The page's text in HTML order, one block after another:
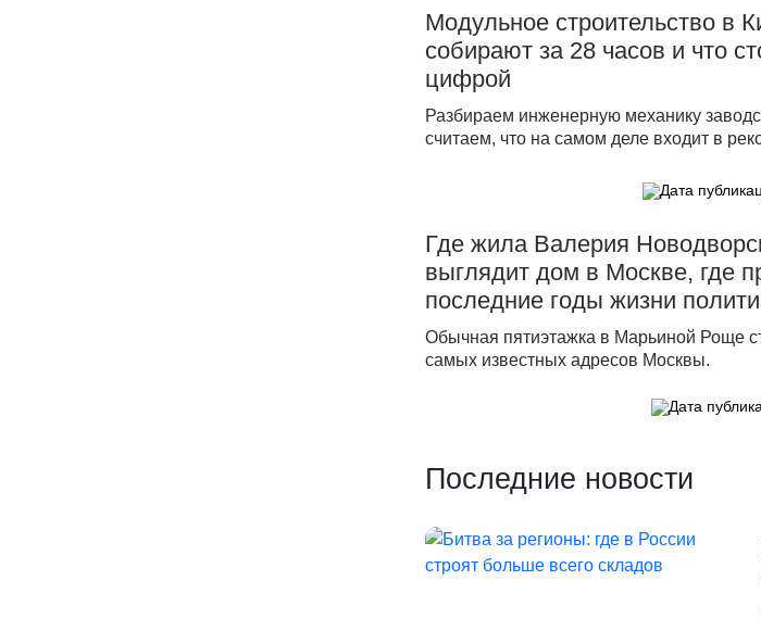
Модульное строительство в
собирают за 28 часов и что
цифрой
Разбираем инженерную механику
считаем, что на самом деле входит в
Где жила Валерия
выглядит дом в Москве, где
последние годы жизни
Обычная пятиэтажка в Марьиной Роще
самых известных адресов Москвы.
Последние новости